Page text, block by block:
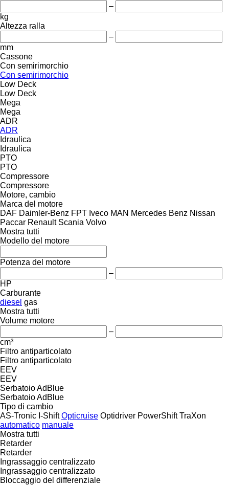
–
kg
Altezza ralla
–
mm
Cassone
Con semirimorchio
Con semirimorchio
Low Deck
Low Deck
Mega
Mega
ADR
ADR
Idraulica
Idraulica
PTO
PTO
Compressore
Compressore
Motore, cambio
Marca del motore
DAF Daimler-Benz FPT Iveco MAN Mercedes Benz Nissan
Paccar Renault Scania Volvo
Mostra tutti
Modello del motore
Potenza del motore
–
HP
Carburante
diesel gas
Mostra tutti
Volume motore
–
cm³
Filtro antiparticolato
Filtro antiparticolato
EEV
EEV
Serbatoio AdBlue
Serbatoio AdBlue
Tipo di cambio
AS-Tronic I-Shift Opticruise Optidriver PowerShift TraXon
automatico manuale
Mostra tutti
Retarder
Retarder
Ingrassaggio centralizzato
Ingrassaggio centralizzato
Bloccaggio del differenziale